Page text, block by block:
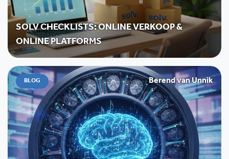
SOLV CHECKLISTS: ONLINE VERKOOP &
ONLINE PLATFORMS
BLOG Berend van Unnik